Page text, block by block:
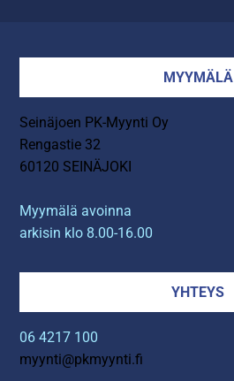
MYYMÄLÄ
Seinäjoen PK-Myynti Oy
Rengastie 32
60120 SEINÄJOKI
Myymälä avoinna
arkisin klo 8.00-16.00
YHTEYS
06 4217 100
myynti@pkmyynti.fi